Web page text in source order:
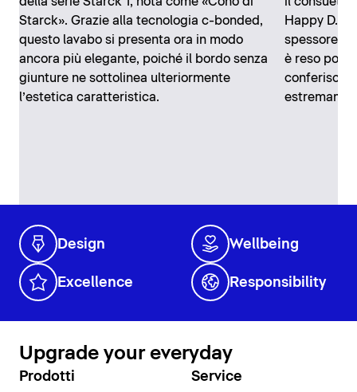
Starck». Grazie alla tecnologia c-bonded,
questo lavabo si presenta ora in modo
ancora più elegante, poiché il bordo senza
giunture ne sottolinea ulteriormente
l’estetica caratteristica.
Happy D.2
spessore
è reso
conferisce
Design Wellbeing
Excellence Responsibility
Upgrade your everyday
Prodotti Service